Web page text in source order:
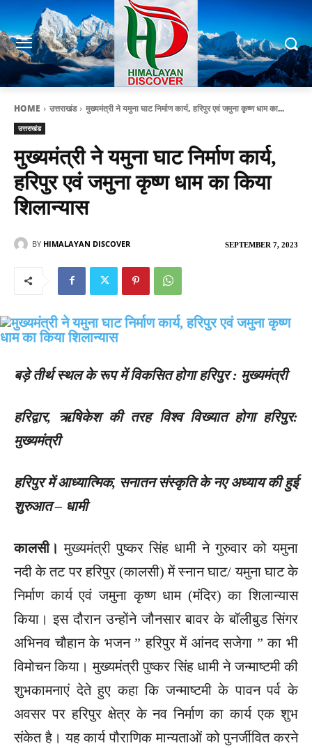
HOME उत्तराखंड मुख्यमंत्री ने यमुना घाट निर्माण कार्य, हरिपुर एवं जमुना कृष्ण धाम का...
उत्तराखंड
मुख्यमंत्री ने यमुना घाट निर्माण कार्य,
हरिपुर एवं जमुना कृष्ण धाम का किया
शिलान्यास
SEPTEMBER 7, 2023
BY HIMALAYAN DISCOVER
बड़े तीर्थ स्थल के रूप में विकसित होगा हरिपुर : मुख्यमंत्री
हरिद्वार, ऋषिकेश की तरह विश्व विख्यात होगा हरिपुर:
मुख्यमंत्री
हरिपुर में आध्यात्मिक, सनातन संस्कृति के नए अध्याय की हुई
शुरुआत – धामी
कालसी। मुख्यमंत्री पुष्कर सिंह धामी ने गुरुवार को यमुना
नदी के तट पर हरिपुर (कालसी) में स्नान घाट/ यमुना घाट के
निर्माण कार्य एवं जमुना कृष्ण धाम (मंदिर) का शिलान्यास
किया। इस दौरान उन्होंने जौनसार बावर के बॉलीबुड सिंगर
अभिनव चौहान के भजन ” हरिपुर में आंनद सजेगा ” का भी
विमोचन किया। मुख्यमंत्री पुष्कर सिंह धामी ने जन्माष्टमी की
शुभकामनाएं देते हुए कहा कि जन्माष्टमी के पावन पर्व के
अवसर पर हरिपुर क्षेत्र के नव निर्माण का कार्य एक शुभ
संकेत है। यह कार्य पौराणिक मान्यताओं को पुनर्जीवित करने